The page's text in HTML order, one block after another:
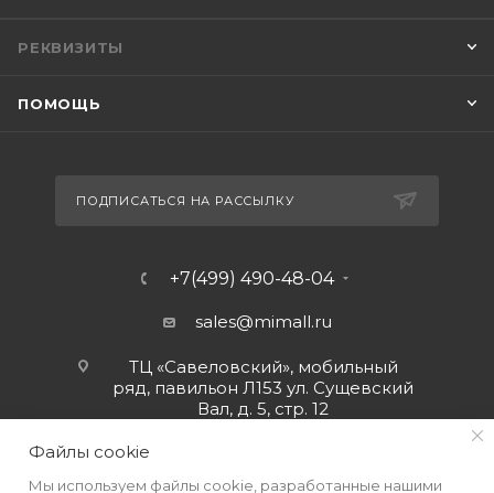
РЕКВИЗИТЫ
ПОМОЩЬ
ПОДПИСАТЬСЯ НА РАССЫЛКУ
+7(499) 490-48-04
sales@mimall.ru
ТЦ «Савеловский», мобильный
ряд, павильон Л153 ул. Сущевский
Вал, д. 5, стр. 12
Файлы cookie
Мы используем файлы cookie, разработанные нашими